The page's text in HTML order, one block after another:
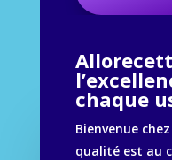
chaque
Bienvenue chez
qualité est au